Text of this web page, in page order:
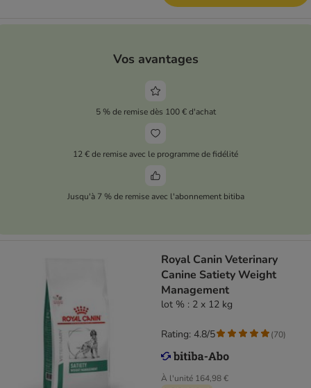
Vos avantages
5 % de remise dès 100 € d'achat
12 € de remise avec le programme de fidélité
Jusqu'à 7 % de remise avec l'abonnement bitiba
Royal Canin Veterinary
Canine Satiety Weight
Management
lot % : 2 x 12 kg
À l'unité 164,98 €
Rating: 4.8/5 (70)